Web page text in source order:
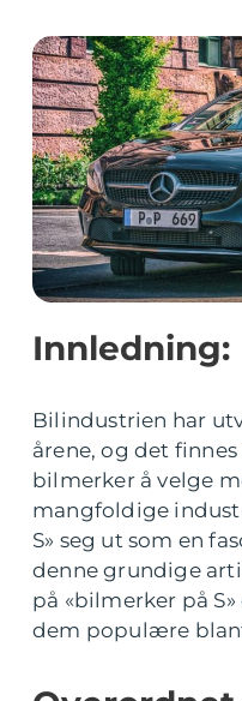
Innledning:
Bilindustrien har
årene, og det
bilmerker å velge
mangfoldige
S» seg ut som en
denne grundige
på «bilmerker på
dem populære